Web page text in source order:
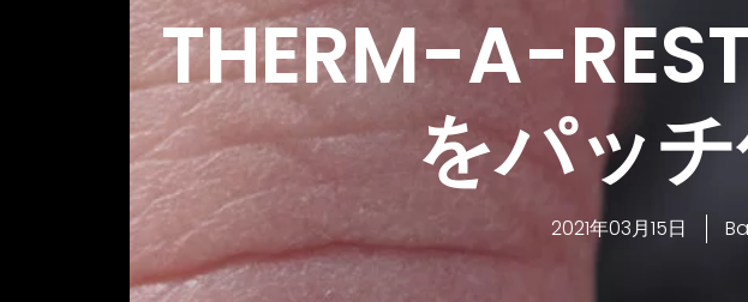
THERM-A-
をパッ
2021年03月15日